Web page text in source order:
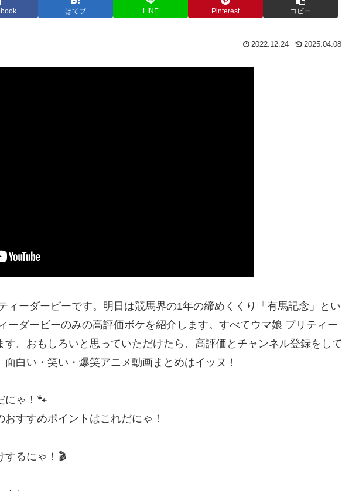
はてブ LINE Pinterest コピー
2022.12.24 2025.04.08
ィーダービーです。明日は競馬界の1年の締めくくり「有馬記念」とい
ーダービーのみの高評価ボケを紹介します。すべてウマ娘 プリティー
す。おもしろいと思っていただけたら、高評価とチャンネル登録をして
白い・笑い・爆笑アニメ動画まとめはイッヌ！
にゃ！🐾
すすめポイントはこれだにゃ！
するにゃ！🎬